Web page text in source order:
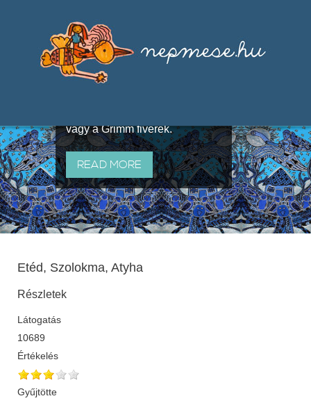
útján terjedő elbeszélésekből,
melyeket olyan ismert gyűjtők
állítottak össze, mint Benedek
vagy a Grimm fivérek.
READ MORE
Etéd, Szolokma, Atyha
Részletek
Látogatás
10689
Értékelés
Gyűjtötte